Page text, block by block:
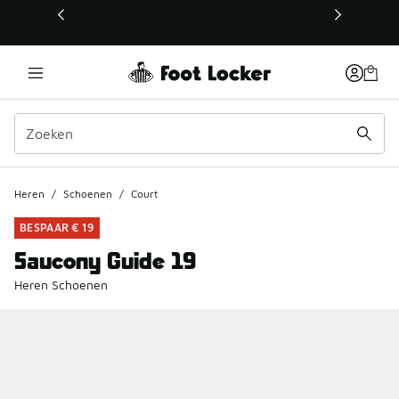
Deze link wordt geopend in een nieuw venster
Heren / Schoenen / Court
BESPAAR € 19
Saucony Guide 19
Heren Schoenen